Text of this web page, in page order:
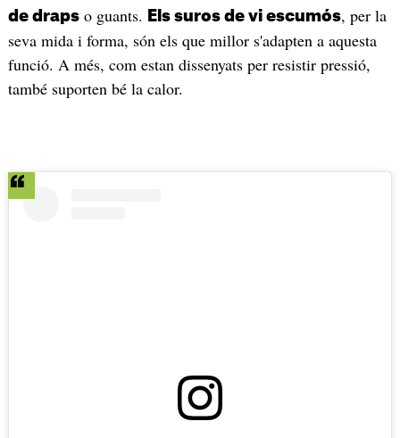
de drapso guants. Els suros de vi escumós, per la
seva mida i forma, són els que millor s'adapten a aquesta
funció. A més, com estan dissenyats per resistir pressió,
també suporten bé la calor.